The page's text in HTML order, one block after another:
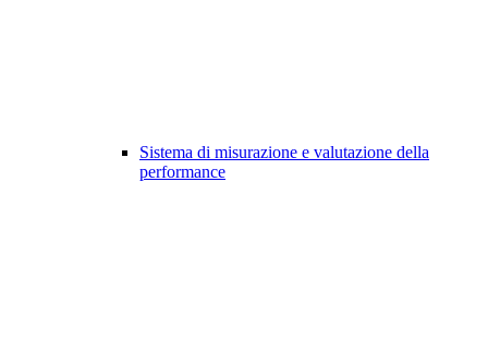
Sistema di misurazione e valutazione della
performance